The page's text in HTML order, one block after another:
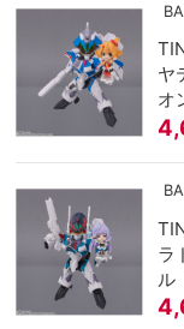
ヤ
オ
ラ
ル